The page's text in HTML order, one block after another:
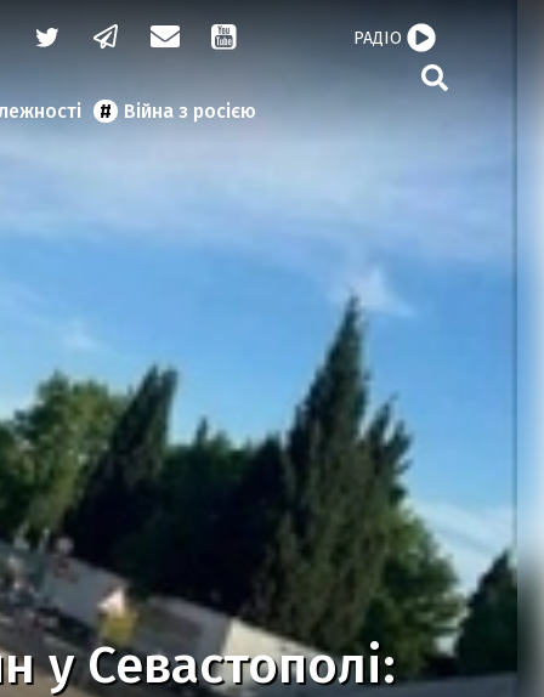
Війна з росією
РАДІО
у Севастополі: